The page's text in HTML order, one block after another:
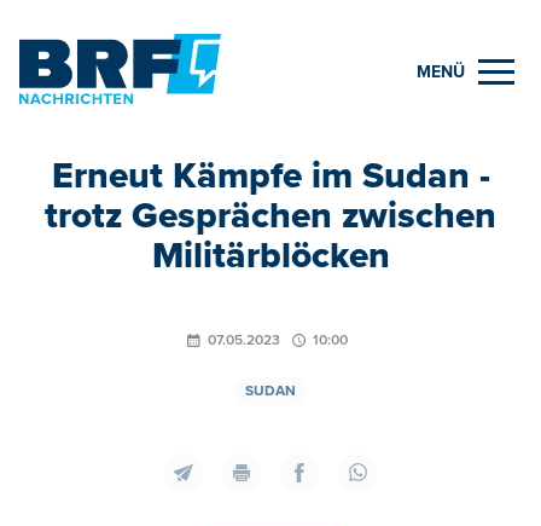
MENÜ
Erneut Kämpfe im Sudan -
trotz Gesprächen zwischen
Militärblöcken
07.05.2023 10:00
SUDAN